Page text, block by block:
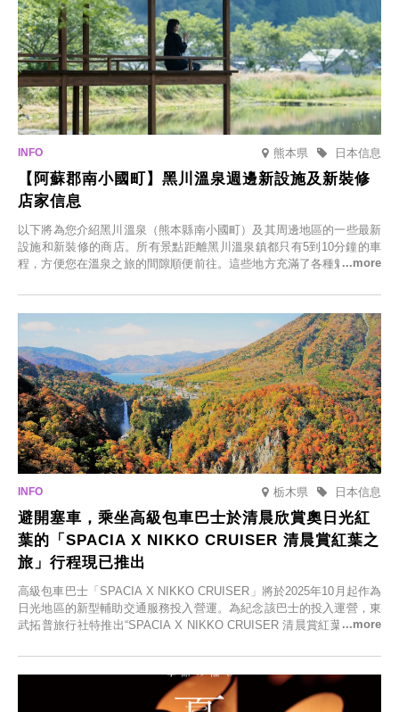
熊本県 日本信息
【阿蘇郡南小國町】黑川溫泉週邊新設施及新裝修
店家信息
以下將為您介紹黑川溫泉（熊本縣南小國町）及其周邊地區的一些最新
設施和新裝修的商店。所有景點距離黑川溫泉鎮都只有5到10分鐘的車
程，方便您在溫泉之旅的間隙順便前往。這些地方充滿了各種魅力，包
食材的餐廳。讓您體驗黑川溫泉的全新樂趣。
栃木県 日本信息
避開塞車，乘坐高級包車巴士於清晨欣賞奧日光紅
葉的「SPACIA X NIKKO CRUISER 清晨賞紅葉之
旅」行程現已推出
高級包車巴士「SPACIA X NIKKO CRUISER」將於2025年10月起作為
日光地區的新型輔助交通服務投入營運。為紀念該巴士的投入運營，東
武拓普旅行社特推出“SPACIA X NIKKO CRUISER 清晨賞紅葉之旅”，